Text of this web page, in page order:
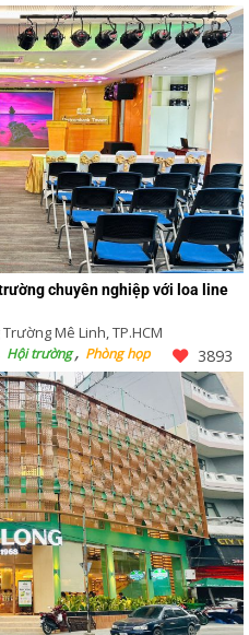
chuyên nghiệp với loa line
Mê Linh, TP.HCM
Hội trường Phòng họp 3893